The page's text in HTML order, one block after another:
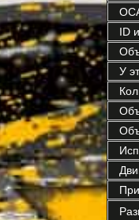
ID
У